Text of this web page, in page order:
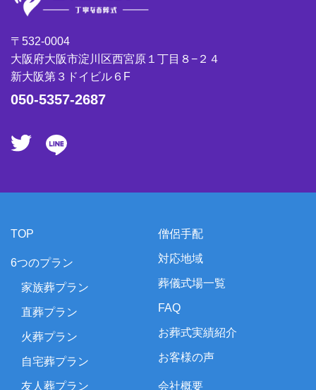
〒532-0004
大阪府大阪市淀川区西宮原１丁目８−２４
新大阪第３ドイビル６F
050-5357-2687
TOP
6つのプラン
家族葬プラン
直葬プラン
火葬プラン
自宅葬プラン
友人葬プラン
僧侶手配
対応地域
葬儀式場一覧
FAQ
お葬式実績紹介
お客様の声
会社概要